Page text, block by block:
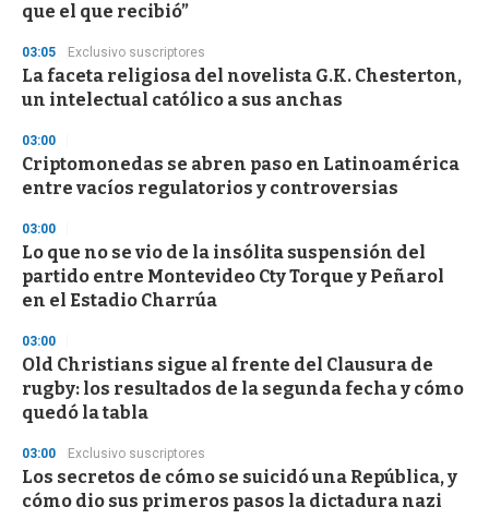
que el que recibió”
03:05 Exclusivo suscriptores
La faceta religiosa del novelista G.K. Chesterton,
un intelectual católico a sus anchas
03:00
Criptomonedas se abren paso en Latinoamérica
entre vacíos regulatorios y controversias
03:00
Lo que no se vio de la insólita suspensión del
partido entre Montevideo Cty Torque y Peñarol
en el Estadio Charrúa
03:00
Old Christians sigue al frente del Clausura de
rugby: los resultados de la segunda fecha y cómo
quedó la tabla
03:00 Exclusivo suscriptores
Los secretos de cómo se suicidó una República, y
cómo dio sus primeros pasos la dictadura nazi